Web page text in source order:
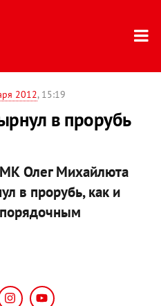
2012, 15:19
в прорубь
Олег Михайлюта
в прорубь, как и